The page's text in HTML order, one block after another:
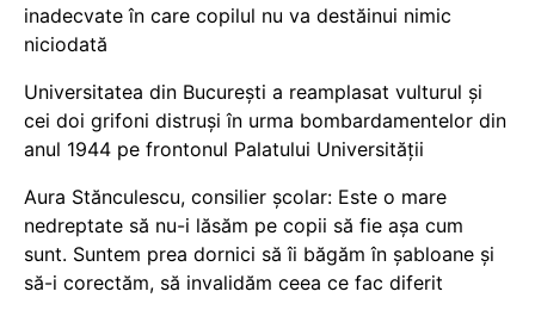
inadecvate în care copilul nu va destăinui nimic
niciodată
Universitatea din București a reamplasat vulturul și
cei doi grifoni distruși în urma bombardamentelor din
anul 1944 pe frontonul Palatului Universității
Aura Stănculescu, consilier școlar: Este o mare
nedreptate să nu-i lăsăm pe copii să fie așa cum
sunt. Suntem prea dornici să îi băgăm în șabloane și
să-i corectăm, să invalidăm ceea ce fac diferit